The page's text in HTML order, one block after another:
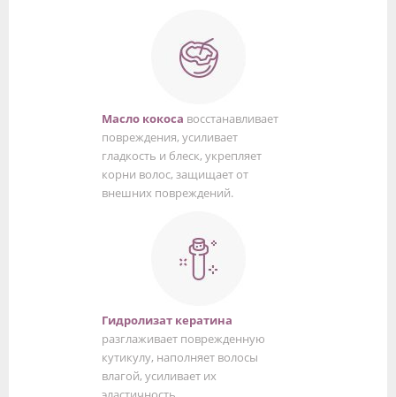
Масло кокоса восстанавливает
повреждения, усиливает
гладкость и блеск, укрепляет
корни волос, защищает от
внешних повреждений.
Гидролизат кератина
разглаживает поврежденную
кутикулу, наполняет волосы
влагой, усиливает их